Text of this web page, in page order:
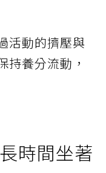
活動的擠壓與
持養分流動，
時間坐著